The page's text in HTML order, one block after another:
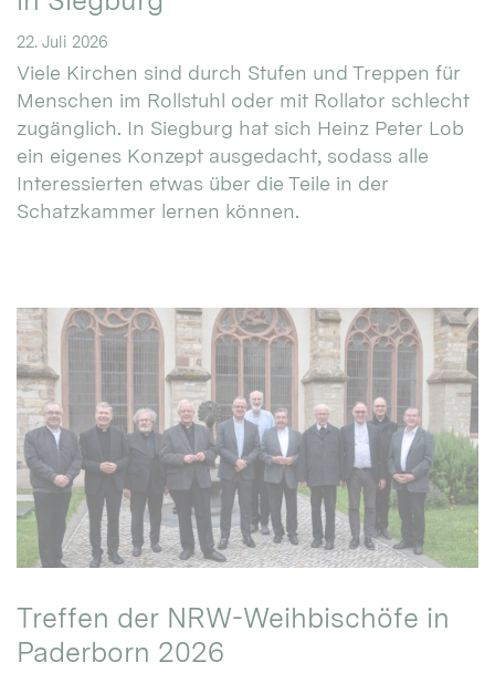
22. Juli 2026
Viele Kirchen sind durch Stufen und Treppen für
Menschen im Rollstuhl oder mit Rollator schlecht
zugänglich. In Siegburg hat sich Heinz Peter Lob
ein eigenes Konzept ausgedacht, sodass alle
Interessierten etwas über die Teile in der
Schatzkammer lernen können.
Treffen der NRW-Weihbischöfe in
Paderborn 2026